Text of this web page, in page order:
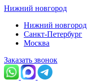
Нижний новгород
Нижний новгород
Санкт-Петербург
Москва
Заказать звонок